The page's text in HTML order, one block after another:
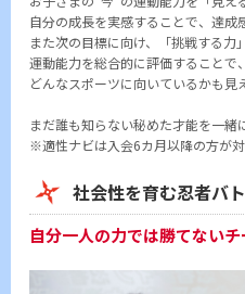
自分の成長を実感することで、達成
また次の目標に向け、「挑戦する力
運動能力を総合的に評価することで、
どんなスポーツに向いているかも見
まだ誰も知らない秘めた才能を一緒
※適性ナビは入会6カ月以降の方が対
社会性を育む忍者バ
自分一人の力では勝てない